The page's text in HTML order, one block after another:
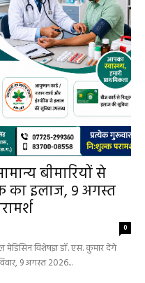
बीमारियों से
का इलाज, 9 अगस्त
0
विशेषज्ञ डॉ. एस. कुमार देंगे
9 अगस्त 2026...